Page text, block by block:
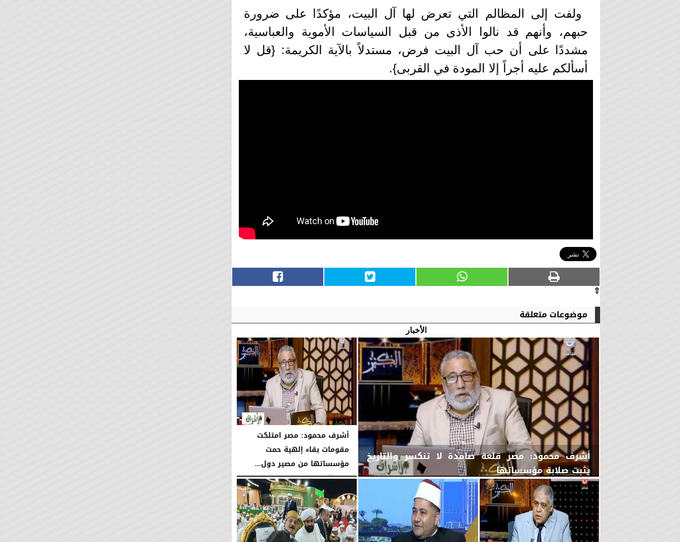
ولفت إلى المظالم التي تعرض لها آل البيت، مؤكدًا على ضرورة
حبهم، وأنهم قد نالوا الأذى من قبل السياسات الأموية والعباسية،
مشددًا على أن حب آل البيت فرض، مستدلاً بالآية الكريمة: {قل لا
أسألكم عليه أجراً إلا المودة في القربى}.
⇧
موضوعات متعلقة
الأخبار
أشرف محمود: مصر قلعة صامدة لا تنكسر والتاريخ
يثبت صلابة مؤسساتها
الجمعة، 7 أغسطس 2026 10:15 مـ
أشرف محمود: مصر امتلكت
مقومات بقاء إلهية حمت
مؤسساتها من مصير دول...
الجمعة، 7 أغسطس 2026 10:12 مـ